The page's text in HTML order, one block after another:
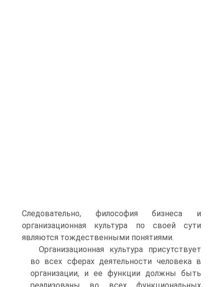
Следовательно, философия бизнеса и
организационная культура по своей сути
являются тождественными понятиями.
Организационная культура присутствует
во всех сферах деятельности человека в
организации, и ее функции должны быть